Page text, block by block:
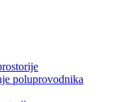
poluprovodnika